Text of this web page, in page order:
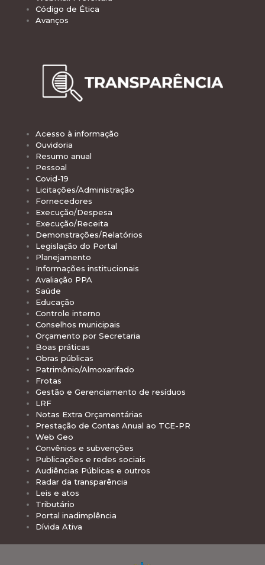
Código de Ética
Avanços
Acesso à informação
Ouvidoria
Resumo anual
Pessoal
Covid-19
Licitações/Administração
Fornecedores
Execução/Despesa
Execução/Receita
Demonstrações/Relatórios
Legislação do Portal
Planejamento
Informações institucionais
Avaliação PPA
Saúde
Educação
Controle interno
Conselhos municipais
Orçamento por Secretaria
Boas práticas
Obras públicas
Patrimônio/Almoxarifado
Frotas
Gestão e Gerenciamento de resíduos
LRF
Notas Extra Orçamentárias
Prestação de Contas Anual ao TCE-PR
Web Geo
Convênios e subvenções
Publicações e redes sociais
Audiências Públicas e outros
Radar da transparência
Leis e atos
Tributário
Portal inadimplência
Dívida Ativa